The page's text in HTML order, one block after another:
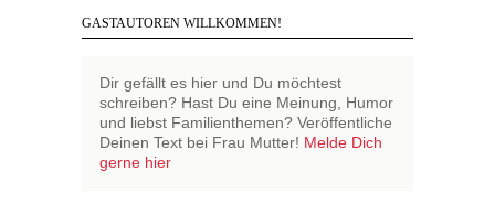
GASTAUTOREN WILLKOMMEN!
Dir gefällt es hier und Du möchtest
schreiben? Hast Du eine Meinung, Humor
und liebst Familienthemen? Veröffentliche
Deinen Text bei Frau Mutter! Melde Dich
gerne hier